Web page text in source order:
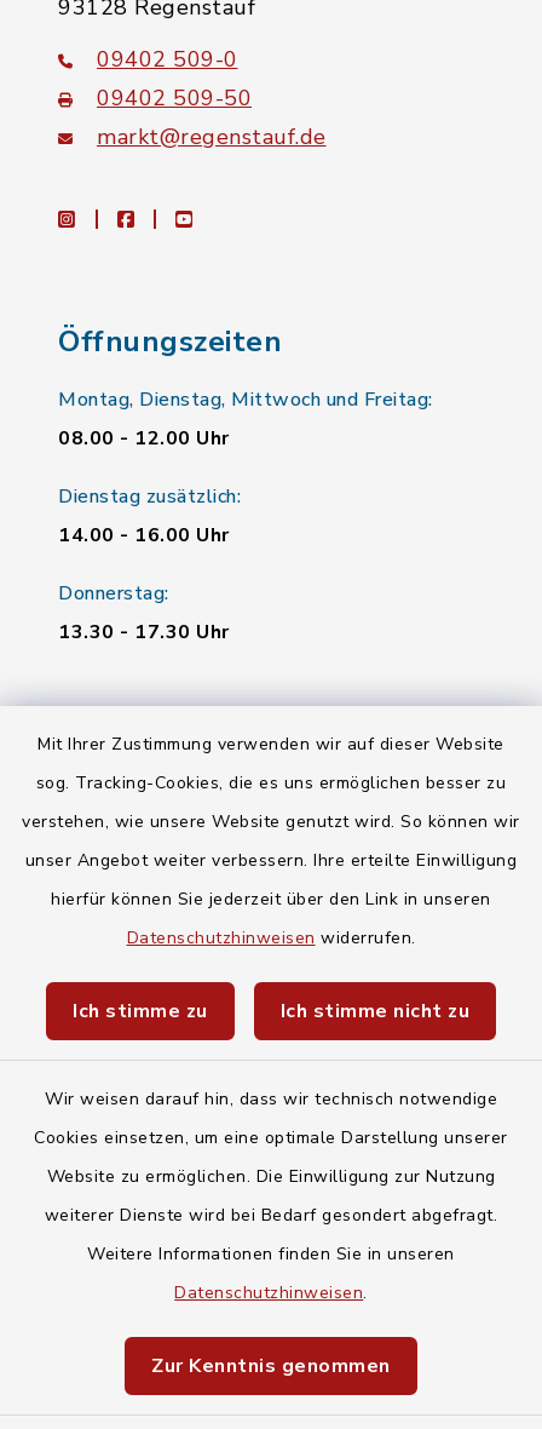
Mit Ihrer Zustimmung verwenden wir auf dieser Website
sog. Tracking-Cookies, die es uns ermöglichen besser zu
verstehen, wie unsere Website genutzt wird. So können wir
unser Angebot weiter verbessern. Ihre erteilte Einwilligung
hierfür können Sie jederzeit über den Link in unseren
Datenschutzhinweisen widerrufen.
Ich stimme zu Ich stimme nicht zu
Wir weisen darauf hin, dass wir technisch notwendige
Cookies einsetzen, um eine optimale Darstellung unserer
Website zu ermöglichen. Die Einwilligung zur Nutzung
weiterer Dienste wird bei Bedarf gesondert abgefragt.
Weitere Informationen finden Sie in unseren
Datenschutzhinweisen.
Zur Kenntnis genommen
93128 Regenstauf
09402 509-0
09402 509-50
markt@regenstauf.de
instagramfacebookyoutube
Öffnungszeiten
Montag, Dienstag, Mittwoch und Freitag:
08.00 - 12.00 Uhr
Dienstag zusätzlich:
14.00 - 16.00 Uhr
Donnerstag:
13.30 - 17.30 Uhr
Quicklinks
Landratsamt Regensburg
Energiemonitor
Baby- und Kindersitterdienst
Unwetterwarnungen des Deutschen
Wetterdiensts
Barrierefreiheit
Impressum